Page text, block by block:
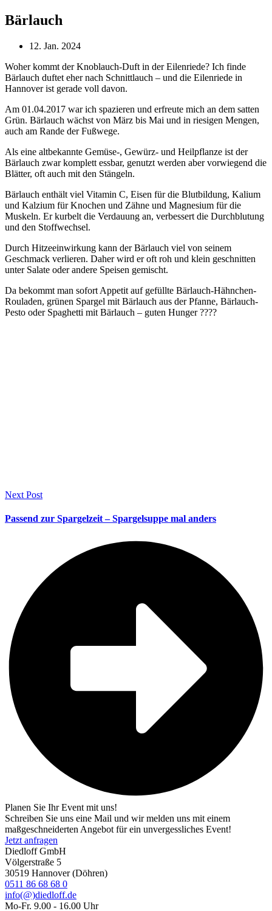
Bärlauch
12. Jan. 2024
Woher kommt der Knoblauch-Duft in der Eilenriede? Ich finde
Bärlauch duftet eher nach Schnittlauch – und die Eilenriede in
Hannover ist gerade voll davon.
Am 01.04.2017 war ich spazieren und erfreute mich an dem satten
Grün. Bärlauch wächst von März bis Mai und in riesigen Mengen,
auch am Rande der Fußwege.
Als eine altbekannte Gemüse-, Gewürz- und Heilpflanze ist der
Bärlauch zwar komplett essbar, genutzt werden aber vorwiegend die
Blätter, oft auch mit den Stängeln.
Bärlauch enthält viel Vitamin C, Eisen für die Blutbildung, Kalium
und Kalzium für Knochen und Zähne und Magnesium für die
Muskeln. Er kurbelt die Verdauung an, verbessert die Durchblutung
und den Stoffwechsel.
Durch Hitzeeinwirkung kann der Bärlauch viel von seinem
Geschmack verlieren. Daher wird er oft roh und klein geschnitten
unter Salate oder andere Speisen gemischt.
Da bekommt man sofort Appetit auf gefüllte Bärlauch-Hähnchen-
Rouladen, grünen Spargel mit Bärlauch aus der Pfanne, Bärlauch-
Pesto oder Spaghetti mit Bärlauch – guten Hunger ????
Next Post
Passend zur Spargelzeit – Spargelsuppe mal anders
Planen Sie Ihr Event mit uns!
Schreiben Sie uns eine Mail und wir melden uns mit einem
maßgeschneiderten Angebot für ein unvergessliches Event!
Jetzt anfragen
Diedloff GmbH
Völgerstraße 5
30519 Hannover (Döhren)
0511 86 68 68 0
info(@)diedloff.de
Mo-Fr. 9.00 - 16.00 Uhr